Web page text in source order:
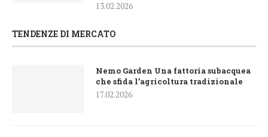
13.02.2026
TENDENZE DI MERCATO
Nemo Garden Una fattoria subacquea
che sfida l’agricoltura tradizionale
17.02.2026